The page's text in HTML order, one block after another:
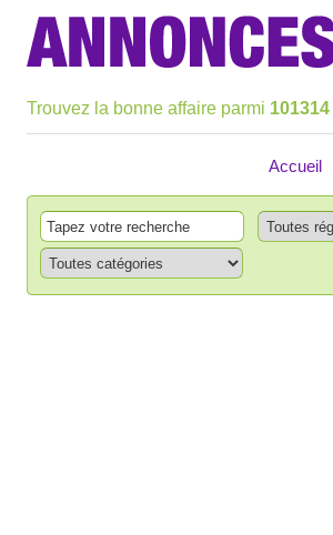
Trouvez la bonne affaire parmi 101314
Accueil